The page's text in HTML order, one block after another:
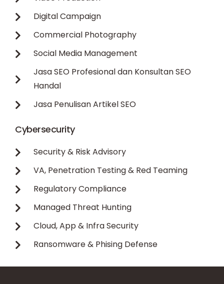
Digital Campaign
Commercial Photography
Social Media Management
Jasa SEO Profesional dan Konsultan SEO
Handal
Jasa Penulisan Artikel SEO
Cybersecurity
Security & Risk Advisory
VA, Penetration Testing & Red Teaming
Regulatory Compliance
Managed Threat Hunting
Cloud, App & Infra Security
Ransomware & Phising Defense